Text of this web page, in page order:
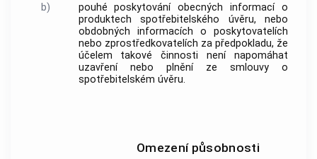
b)
pouhé poskytování obecných informací o
produktechspotřebitelského úvěru, nebo
obdobných informacích o poskytovatelích
nebo zprostředkovatelích za předpokladu, že
účelem takové činnosti není napomáhat
uzavření nebo plnění ze smlouvy o
spotřebitelském úvěru.
Omezení působnosti